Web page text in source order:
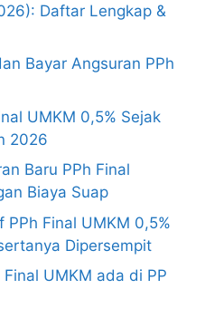
Daftar Lengkap &
Bayar Angsuran PPh
UMKM 0,5% Sejak
2026
Baru PPh Final
Biaya Suap
Final UMKM 0,5%
Dipersempit
UMKM ada di PP